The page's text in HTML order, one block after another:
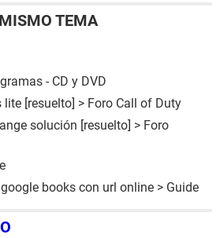
TEMA
- CD y DVD
lite [resuelto] > Foro Call of Duty
solución [resuelto] > Foro
books con url online > Guide